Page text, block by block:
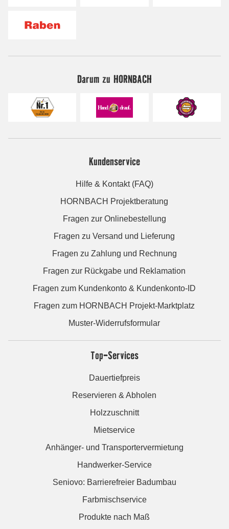
Darum zu HORNBACH
Kundenservice
Hilfe & Kontakt (FAQ)
HORNBACH Projektberatung
Fragen zur Onlinebestellung
Fragen zu Versand und Lieferung
Fragen zu Zahlung und Rechnung
Fragen zur Rückgabe und Reklamation
Fragen zum Kundenkonto & Kundenkonto-ID
Fragen zum HORNBACH Projekt-Marktplatz
Muster-Widerrufsformular
Top-Services
Dauertiefpreis
Reservieren & Abholen
Holzzuschnitt
Mietservice
Anhänger- und Transportervermietung
Handwerker-Service
Seniovo: Barrierefreier Badumbau
Farbmischservice
Produkte nach Maß